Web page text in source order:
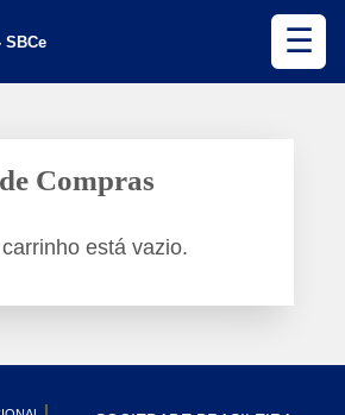
SBCe ☰
Compras
está vazio.